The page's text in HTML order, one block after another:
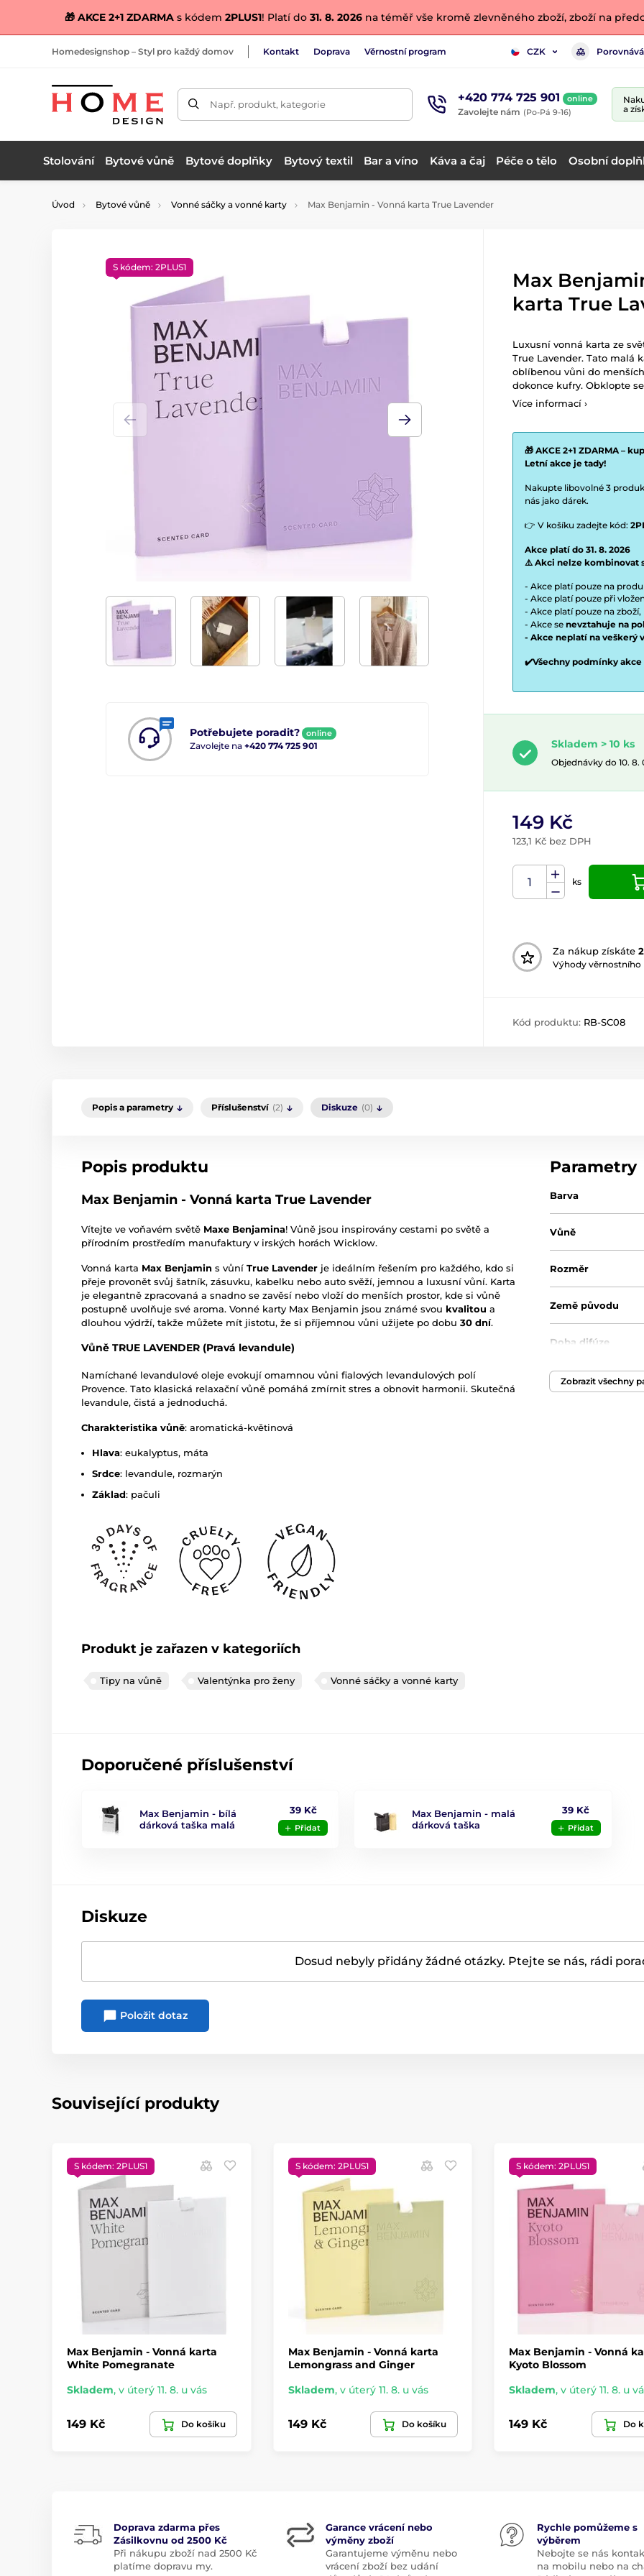
🎁 AKCE 2+1 ZDARMAs kódem 2PLUS1! Platí do31. 8. 2026na téměř vše kromě zlevněného zboží, zboží na
Homedesignshop – Styl pro každý domov Kontakt Doprava Věrnostní program CZK
Např. produkt, kategorie +420 774 725 901 online
Zavolejte nám (Po-Pá 9-16)
a
Stolování Bytové vůně Bytové doplňky Bytový textil Bar a víno Káva a čaj Péče o tělo Osobní
Úvod Bytové vůně Vonné sáčky a vonné karty Max Benjamin - Vonná karta True Lavender
Potřebujete poradit? online
Zavolejte na +420 774 725 901
S kódem: 2PLUS1
Max
karta True
Luxusní vonná karta ze
True Lavender. Tato malá
oblíbenou vůni do
dokonce kufry. Obklopte
Více informací ›
🎁 AKCE 2+1 ZDARMA –
Letní akce je tady!
Nakupte libovolné 3
nás jako dárek.
👉 V košíku zadejte kód:
Akce platí do 31. 8. 2026
⚠️ Akci nelze kombinovat
- Akce platí pouze na
- Akce platí pouze při
- Akce platí pouze na zboží,
- Akce se nevztahuje na
- Akce neplatí na veškerý
✔️Všechny podmínky
Skladem > 10 ks
Objednávky do 10.
149 Kč
123,1 Kč bez DPH
ks
Za nákup získáte
Výhody věrnostního
Kód produktu: RB-SC08
Popis a parametry Příslušenství (2) Diskuze (0)
Popis produktu
Max Benjamin - Vonná karta True Lavender
Vítejte ve voňavém světě Maxe Benjamina! Vůně jsou inspirovány cestami po světě a
přírodním prostředím manufaktury v irských horách Wicklow.
Vonná karta Max Benjamin s vůní True Lavender je ideálním řešením pro každého, kdo si
přeje provonět svůj šatník, zásuvku, kabelku nebo auto svěží, jemnou a luxusní vůní. Karta
je elegantně zpracovaná a snadno se zavěsí nebo vloží do menších prostor, kde si vůně
postupně uvolňuje své aroma. Vonné karty Max Benjamin jsou známé svou kvalitou a
dlouhou výdrží, takže můžete mít jistotu, že si příjemnou vůni užijete po dobu 30 dní.
Vůně TRUE LAVENDER (Pravá levandule)
Namíchané levandulové oleje evokují omamnou vůni fialových levandulových polí
Provence. Tato klasická relaxační vůně pomáhá zmírnit stres a obnovit harmonii. Skutečná
levandule, čistá a jednoduchá.
Charakteristika vůně: aromatická-květinová
Hlava: eukalyptus, máta
Srdce: levandule, rozmarýn
Základ: pačuli
Produkt je zařazen v kategoriích
Tipy na vůně Valentýnka pro ženy Vonné sáčky a vonné karty
Parametry
Barva
Vůně
Rozměr
Země původu
Doba difúze
Originální obal/
Zobrazit všechny
Doporučené příslušenství
Max Benjamin - bílá
dárková taška malá
39 Kč
Přidat
Max Benjamin - malá
dárková taška
39 Kč
Přidat
Diskuze
Dosud nebyly přidány žádné otázky. Ptejte se nás, rádi
Položit dotaz
Související produkty
S kódem: 2PLUS1
Max Benjamin - Vonná karta
White Pomegranate
Skladem, v úterý 11. 8. u vás
149 Kč Do košíku
S kódem: 2PLUS1
Max Benjamin - Vonná karta
Lemongrass and Ginger
Skladem, v úterý 11. 8. u vás
149 Kč Do košíku
S kódem: 2PLUS1
Max Benjamin - Vonná
Kyoto Blossom
Skladem, v úterý 11. 8. u
149 Kč Do
Doprava zdarma přes
Zásilkovnu od 2500 Kč
Při nákupu zboží nad 2500 Kč
platíme dopravu my.
Garance vrácení nebo
výměny zboží
Garantujeme výměnu nebo
vrácení zboží bez udání
Rychle pomůžeme s
výběrem
Nebojte se nás
na mobilu nebo na